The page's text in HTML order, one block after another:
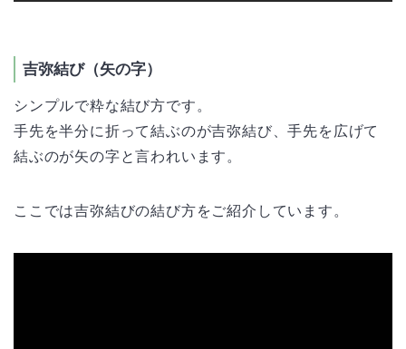
吉弥結び（矢の字）
シンプルで粋な結び方です。
手先を半分に折って結ぶのが吉弥結び、手先を広げて
結ぶのが矢の字と言われいます。
ここでは吉弥結びの結び方をご紹介しています。